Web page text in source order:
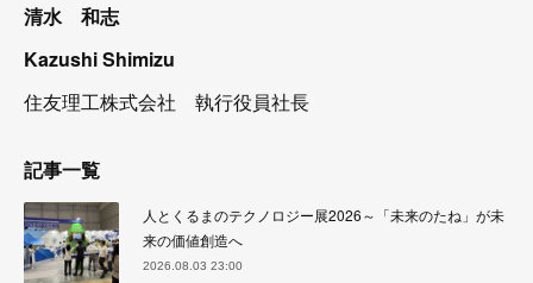
清水 和志
Kazushi Shimizu
住友理工株式会社 執行役員社長
記事一覧
人とくるまのテクノロジー展2026～「未来のたね」が未
来の価値創造へ
2026.08.03 23:00